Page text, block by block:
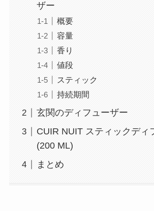
ザー
概要
容量
香り
値段
スティック
持続期間
玄関のディフューザー
CUIR NUIT スティックディ
(200 ML)
まとめ